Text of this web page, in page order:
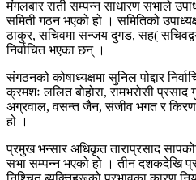
मंगलबार राती सम्पन्न साधारण सभाले
समिती गठन भएको हो । समितिको
ठाकुर, सचिवमा सन्जय दुगड, सह(
निर्वाचित भएका छन् ।
संगठनको कोषाध्यक्षमा सुनिल पोद्दार
क्रमशः ललित बोहोरा, रामभरोसी प्रसाद
अग्रवाल, वसन्त जैन, संजीव भगत र किरण
हो ।
प्रमुख भन्सार अधिकृत ताराप्रसाद
सभा सम्पन्न भएको हो । तीन दशकदेखि